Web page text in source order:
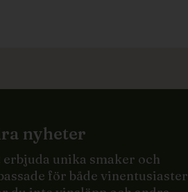
nyheter
unika smaker och
för både vinentusiaster